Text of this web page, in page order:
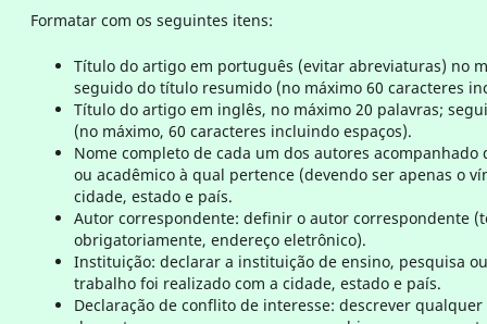
Formatar com os seguintes itens:
Título do artigo em português (evitar abreviaturas) no
seguido do título resumido (no máximo 60 caracteres
Título do artigo em inglês, no máximo 20 palavras;
(no máximo, 60 caracteres incluindo espaços).
Nome completo de cada um dos autores
ou acadêmico à qual pertence (devendo ser apenas o
cidade, estado e país.
Autor correspondente: definir o autor correspondente
obrigatoriamente, endereço eletrônico).
Instituição: declarar a instituição de ensino, pesquisa
trabalho foi realizado com a cidade, estado e país.
Declaração de conflito de interesse: descrever